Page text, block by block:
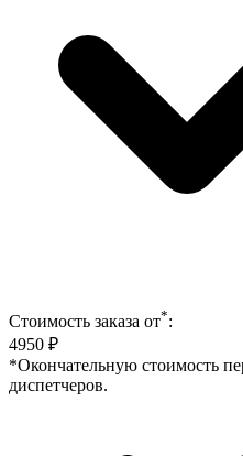
Стоимость заказа от*:
4950 ₽
*Окончательную стоимость
диспетчеров.